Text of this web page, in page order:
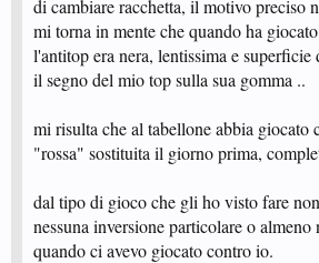
di cambiare racchetta, il motivo preciso
mi torna in mente che quando ha
l'antitop era nera, lentissima e superficie
il segno del mio top sulla sua gomma ..
mi risulta che al tabellone abbia giocato
"rossa" sostituita il giorno prima,
dal tipo di gioco che gli ho visto fare
nessuna inversione particolare o almeno
quando ci avevo giocato contro io.